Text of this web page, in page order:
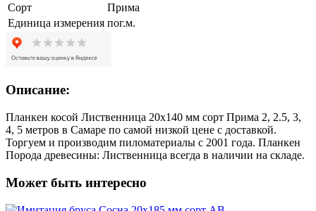
Сорт
Прима
Единица измерения пог.м.
Описание:
Планкен косой Лиственница 20х140 мм сорт Прима 2, 2.5, 3,
4, 5 метров в Самаре по самой низкой цене с доставкой.
Торгуем и производим пиломатериалы с 2001 года. Планкен
Порода древесины: Лиственница всегда в наличии на складе.
Может быть интересно